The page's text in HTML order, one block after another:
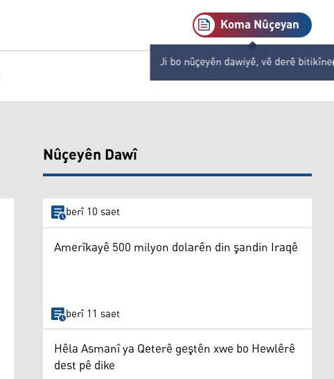
Koma Nûçeyan
Ji bo nûçeyên dawiyê, vê derê bitikîne
Nûçeyên Dawî
berî 10 saet
Amerîkayê 500 milyon dolarên din şandin Iraqê
berî 11 saet
Hêla Asmanî ya Qeterê geştên xwe bo Hewlêrê
dest pê dike